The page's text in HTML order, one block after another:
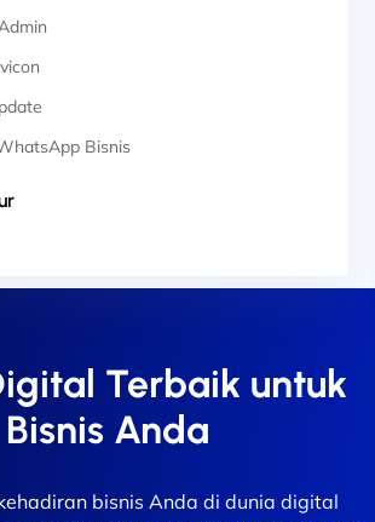
Bisnis
Terbaik untuk
Bisnis Anda
bisnis Anda di dunia digital